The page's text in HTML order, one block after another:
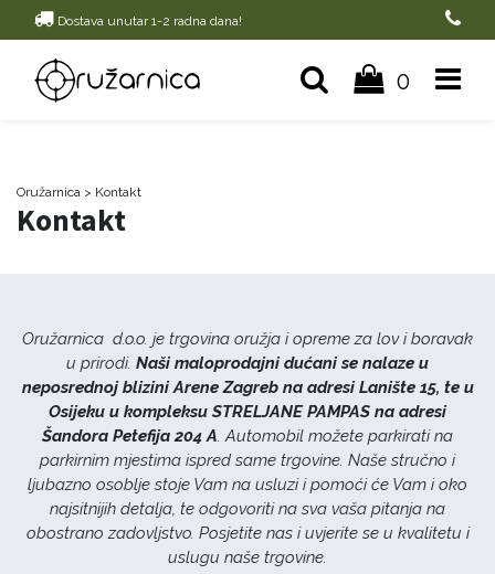
Dostava unutar 1-2 radna dana!
0
Oružarnica > Kontakt
Kontakt
Oružarnica d.o.o. je trgovina oružja i opreme za lov i boravak
u prirodi. Naši maloprodajni dućani se nalaze u
neposrednoj blizini Arene Zagreb na adresi Lanište 15, te u
Osijeku u kompleksu STRELJANE PAMPAS na adresi
Šandora Petefija 204 A . Automobil možete parkirati na
parkirnim mjestima ispred same trgovine. Naše stručno i
ljubazno osoblje stoje Vam na usluzi i pomoći će Vam i oko
najsitnijih detalja, te odgovoriti na sva vaša pitanja na
obostrano zadovljstvo. Posjetite nas i uvjerite se u kvalitetu i
uslugu naše trgovine.